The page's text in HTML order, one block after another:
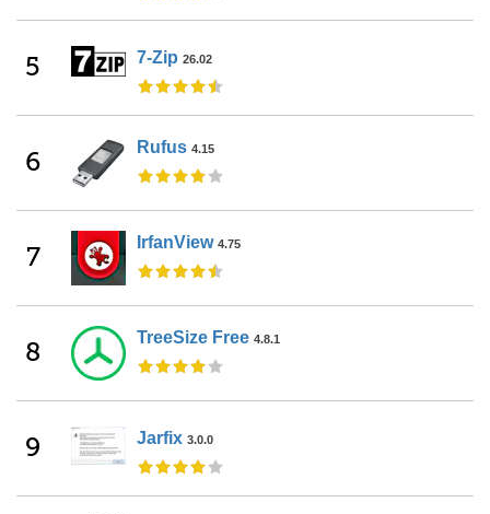
5 7-Zip 26.02
6 Rufus 4.15
7 IrfanView 4.75
8 TreeSize Free 4.8.1
9 Jarfix 3.0.0